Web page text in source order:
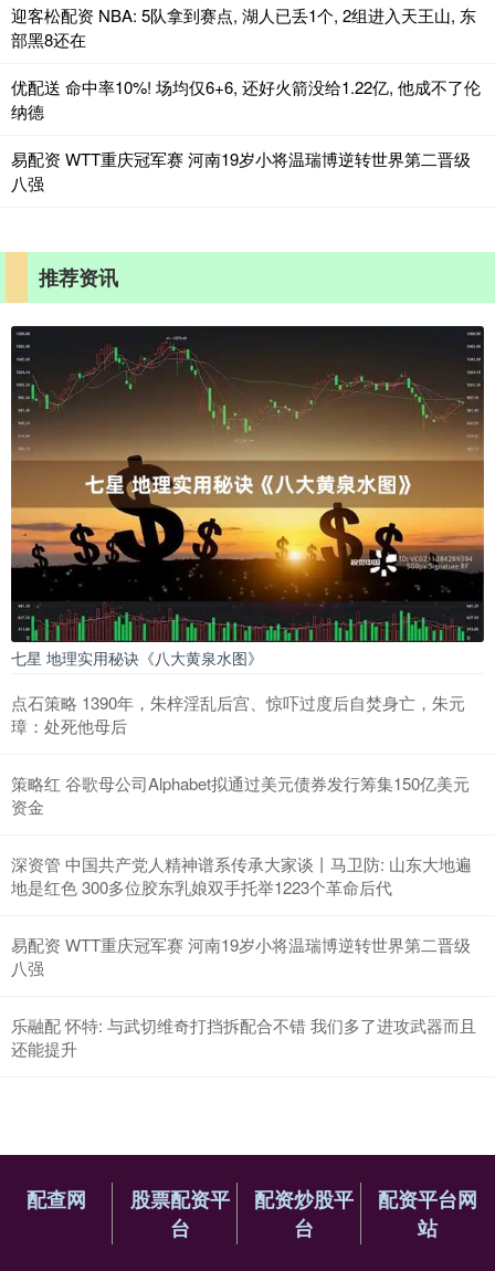
迎客松配资 NBA: 5队拿到赛点, 湖人已丢1个, 2组进入天王山, 东
部黑8还在
优配送 命中率10%! 场均仅6+6, 还好火箭没给1.22亿, 他成不了伦
纳德
易配资 WTT重庆冠军赛 河南19岁小将温瑞博逆转世界第二晋级
八强
推荐资讯
七星 地理实用秘诀《八大黄泉水图》
点石策略 1390年，朱梓淫乱后宫、惊吓过度后自焚身亡，朱元
璋：处死他母后
策略红 谷歌母公司Alphabet拟通过美元债券发行筹集150亿美元
资金
深资管 中国共产党人精神谱系传承大家谈丨马卫防: 山东大地遍
地是红色 300多位胶东乳娘双手托举1223个革命后代
易配资 WTT重庆冠军赛 河南19岁小将温瑞博逆转世界第二晋级
八强
乐融配 怀特: 与武切维奇打挡拆配合不错 我们多了进攻武器而且
还能提升
配查网
股票配资平
台
配资炒股平
台
配资平台网
站